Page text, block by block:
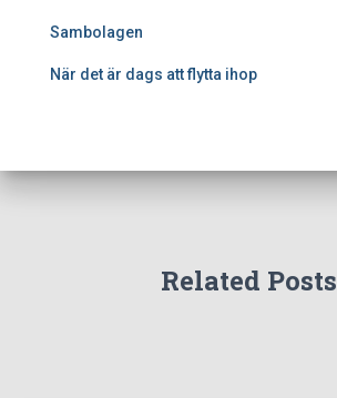
Sambolagen
När det är dags att flytta ihop
Related Posts